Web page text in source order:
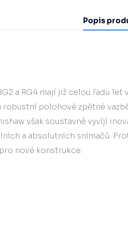
Popis
a RG4 mají již celou řadu let
polohové zpětné
však soustavně vyvíjí
a absolutních snímačů.
nové konstrukce.